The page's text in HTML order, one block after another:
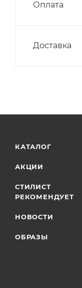
Оплата
Доставка
КАТАЛОГ
АКЦИИ
СТИЛИСТ
РЕКОМЕНДУЕТ
НОВОСТИ
ОБРАЗЫ